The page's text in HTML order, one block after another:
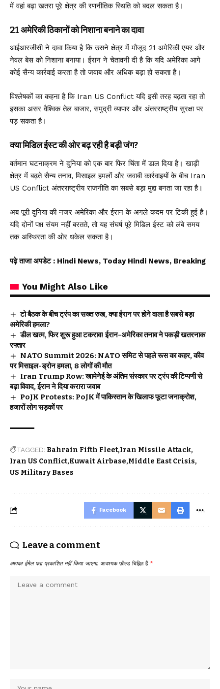
में वहां बढ़ा खतरा पूरे क्षेत्र की रणनीतिक स्थिति को बदल सकता है।
21 अमेरिकी ठिकानों को निशाना बनाने का दावा
आईआरजीसी ने दावा किया है कि उसने क्षेत्र में मौजूद 21 अमेरिकी एयर और
नेवल बेस को निशाना बनाया। ईरान ने चेतावनी दी है कि यदि अमेरिका आगे
कोई सैन्य कार्रवाई करता है तो जवाब और अधिक बड़ा हो सकता है।
विश्लेषकों का कहना है कि Iran US Conflict यदि इसी तरह बढ़ता रहा तो
इसका असर वैश्विक तेल बाजार, समुद्री व्यापार और अंतरराष्ट्रीय सुरक्षा पर
पड़ सकता है।
क्या मिडिल ईस्ट की ओर बढ़ रही है बड़ी जंग?
वर्तमान घटनाक्रम ने दुनिया को एक बार फिर चिंता में डाल दिया है। खाड़ी
क्षेत्र में बढ़ते सैन्य तनाव, मिसाइल हमलों और जवाबी कार्रवाइयों के बीच Iran
US Conflict अंतरराष्ट्रीय राजनीति का सबसे बड़ा मुद्दा बनता जा रहा है।
अब पूरी दुनिया की नजर अमेरिका और ईरान के अगले कदम पर टिकी हुई है।
यदि दोनों पक्ष संयम नहीं बरतते, तो यह संघर्ष पूरे मिडिल ईस्ट को लंबे समय
तक अस्थिरता की ओर धकेल सकता है।
पढ़े ताजा अपडेट : Hindi News, Today Hindi News, Breaking
You Might Also Like
टो बैठक के बीच ट्रंप का सख्त रुख, क्या ईरान पर होने वाला है सबसे बड़ा
अमेरिकी हमला?
डील खत्म, फिर शुरू हुआ टकराव! ईरान-अमेरिका तनाव ने पकड़ी खतरनाक
रफ्तार
NATO Summit 2026: NATO समिट से पहले रूस का कहर, कीव
पर मिसाइल-ड्रोन हमला, 8 लोगों की मौत
Iran Trump Row: खामेनेई के अंतिम संस्कार पर ट्रंप की टिप्पणी से
बढ़ा विवाद, ईरान ने दिया करारा जवाब
PoJK Protests: PoJK में पाकिस्तान के खिलाफ फूटा जनाक्रोश,
हजारों लोग सड़कों पर
TAGGED: Bahrain Fifth Fleet Iran Missile Attack
Iran US Conflict Kuwait Airbase Middle East Crisis
US Military Bases
Facebook
Leave a comment
आपका ईमेल पता प्रकाशित नहीं किया जाएगा. आवश्यक फ़ील्ड चिह्नित हैं *